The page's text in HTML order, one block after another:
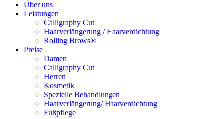
Über uns
Leistungen
Calligraphy Cut
Haarverlängerung / Haarverdichtung
Rolling Brows®
Preise
Damen
Calligraphy Cut
Herren
Kosmetik
Spezielle Behandlungen
Haarverlängerung/ Haarverdichtung
Fußpflege